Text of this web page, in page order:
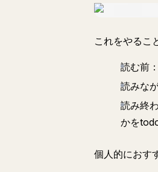
これをやるこ
読む前
読みな
読み終
かを
個人的におす